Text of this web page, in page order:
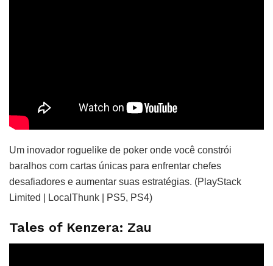
Um inovador roguelike de poker onde você constrói
baralhos com cartas únicas para enfrentar chefes
desafiadores e aumentar suas estratégias. (PlayStack
Limited | LocalThunk | PS5, PS4)
Tales of Kenzera: Zau